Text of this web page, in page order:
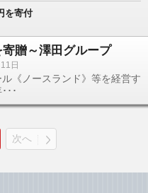
を寄付
贈～澤田グループ
日
《ノースランド》等を経営す
･･
次へ